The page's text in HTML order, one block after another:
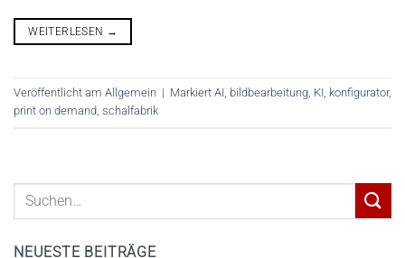
WEITERLESEN →
Veröffentlicht am Allgemein | Markiert AI bildbearbeitung KI konfigurator,
print on demand schalfabrik
NEUESTE BEITRÄGE